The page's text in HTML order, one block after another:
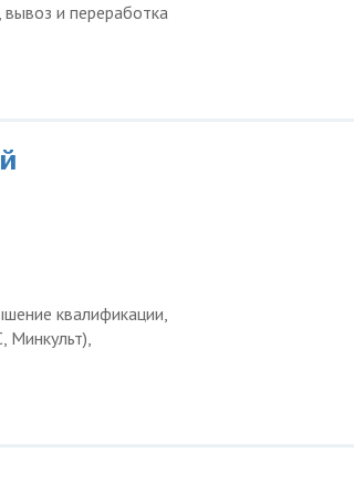
и переработка
квалификации,
Минкульт),